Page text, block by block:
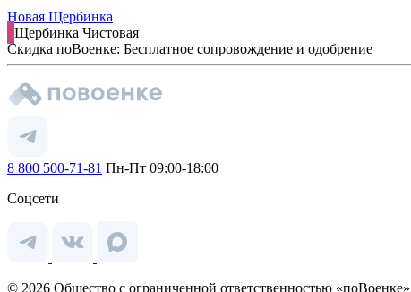
Новая Щербинка
Щербинка Чистовая
Скидка поВоенке: Бесплатное сопровождение и одобрение
8 800 500-71-81 Пн-Пт 09:00-18:00
Соцсети
© 2026 Общество с ограниченной ответственностью